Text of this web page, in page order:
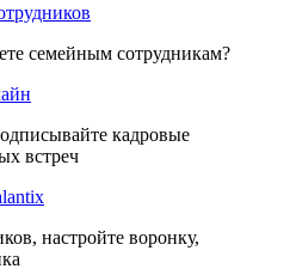
семейным сотрудникам?
кадровые
встреч
настройте воронку,